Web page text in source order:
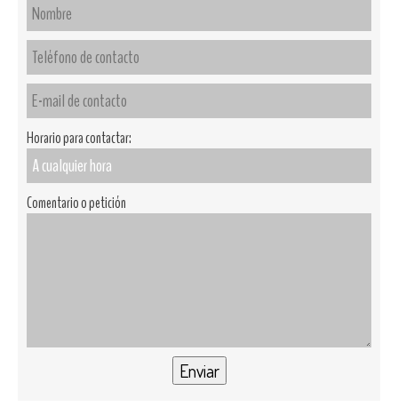
Horario para contactar:
Comentario o petición